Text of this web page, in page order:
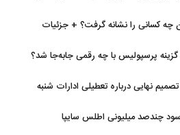
چه کسانی را نشانه گرفت؟ + جزئیات
گزینه پرسپولیس با چه رقمی جابه‌جا شد؟
تصمیم نهایی درباره تعطیلی ادارات شنبه
سود چندصد میلیونی اطلس سایپا